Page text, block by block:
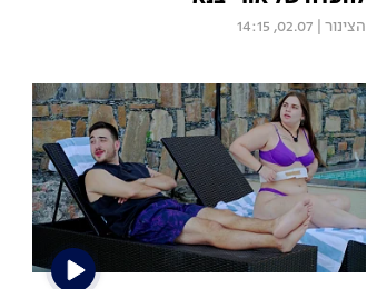
הצינור 02.07, 14:15